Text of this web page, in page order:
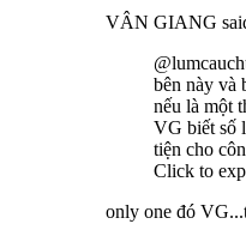
VÂN GIANG
bên này và
nếu là một
VG biết số
tiện cho
Click to
only one đó